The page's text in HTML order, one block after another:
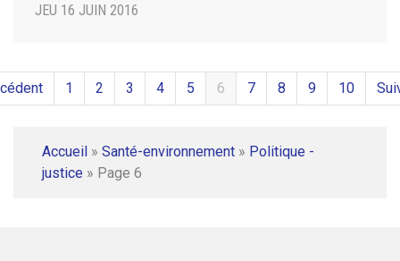
JEU 16 JUIN 2016
1 2 3 4 5 6 7 8 9 10
Accueil » Santé-environnement » Politique -
justice » Page 6